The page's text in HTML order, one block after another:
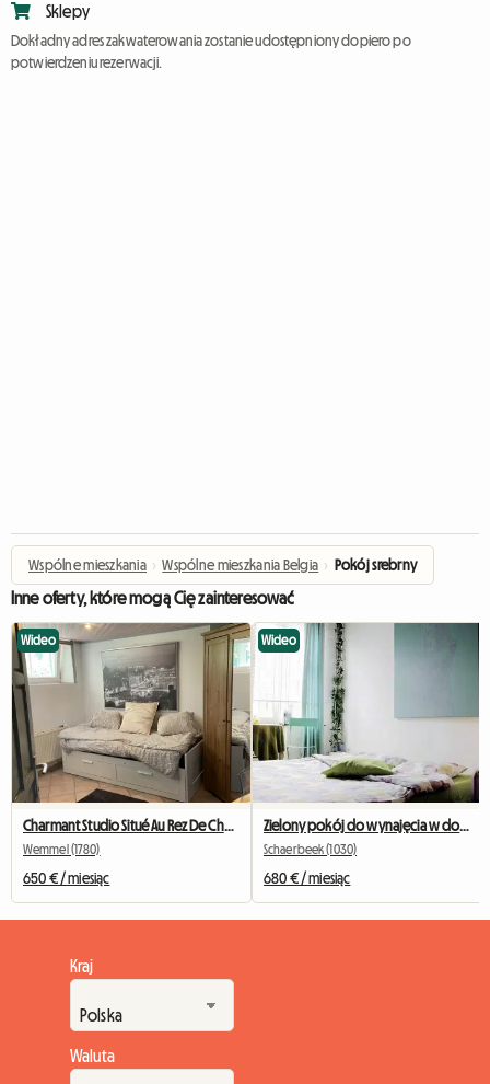
Sklepy
Dokładny adres zakwaterowania zostanie udostępniony dopiero po
potwierdzeniu rezerwacji.
Wspólne mieszkania › Wspólne mieszkania Belgia › Pokój srebrny
Inne oferty, które mogą Cię zainteresować
Wideo
Charmant Studio Situé Au Rez De Chaussée
Wemmel (1780)
650 € / miesiąc
Wideo
Zielony pokój do wynajęcia w domu w Brukseli
Schaerbeek (1030)
680 € / miesiąc
Kraj
Waluta